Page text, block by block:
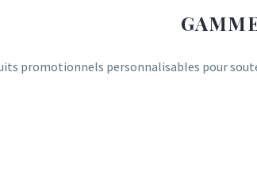
promotionnels personnalisables pour